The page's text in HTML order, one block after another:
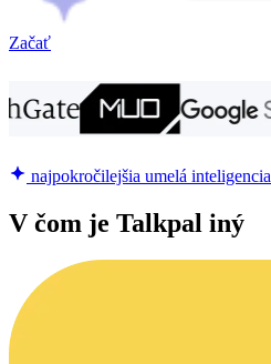
Začať
najpokročilejšia umelá inteligencia
V čom je Talkpal iný